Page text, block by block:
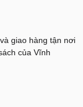
giao hàng tận nơi
của Vĩnh